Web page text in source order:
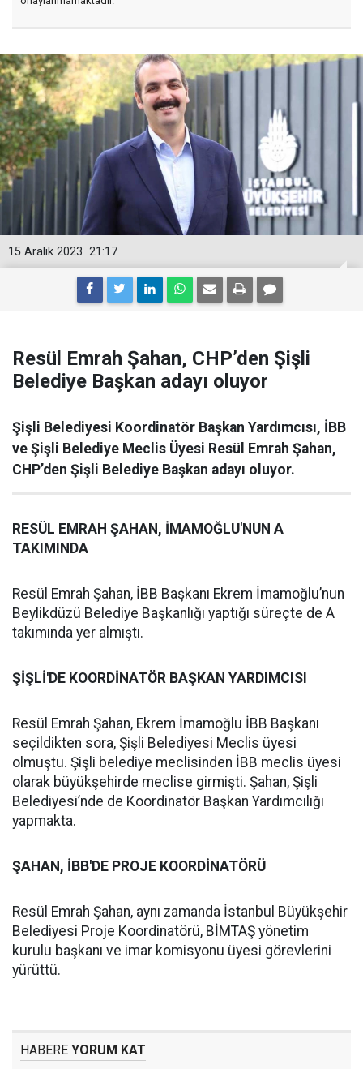
21:17
15 Aralık 2023
Resül Emrah Şahan, CHP’den Şişli
Belediye Başkan adayı oluyor
Şişli Belediyesi Koordinatör Başkan Yardımcısı, İBB
ve Şişli Belediye Meclis Üyesi Resül Emrah Şahan,
CHP’den Şişli Belediye Başkan adayı oluyor.
RESÜL EMRAH ŞAHAN, İMAMOĞLU'NUN A
TAKIMINDA
Resül Emrah Şahan, İBB Başkanı Ekrem İmamoğlu’nun
Beylikdüzü Belediye Başkanlığı yaptığı süreçte de A
takımında yer almıştı.
ŞİŞLİ'DE KOORDİNATÖR BAŞKAN YARDIMCISI
Resül Emrah Şahan, Ekrem İmamoğlu İBB Başkanı
seçildikten sora, Şişli Belediyesi Meclis üyesi
olmuştu. Şişli belediye meclisinden İBB meclis üyesi
olarak büyükşehirde meclise girmişti. Şahan, Şişli
Belediyesi’nde de Koordinatör Başkan Yardımcılığı
yapmakta.
ŞAHAN, İBB'DE PROJE KOORDİNATÖRÜ
Resül Emrah Şahan, aynı zamanda İstanbul Büyükşehir
Belediyesi Proje Koordinatörü, BİMTAŞ yönetim
kurulu başkanı ve imar komisyonu üyesi görevlerini
yürüttü.
HABERE YORUM KAT